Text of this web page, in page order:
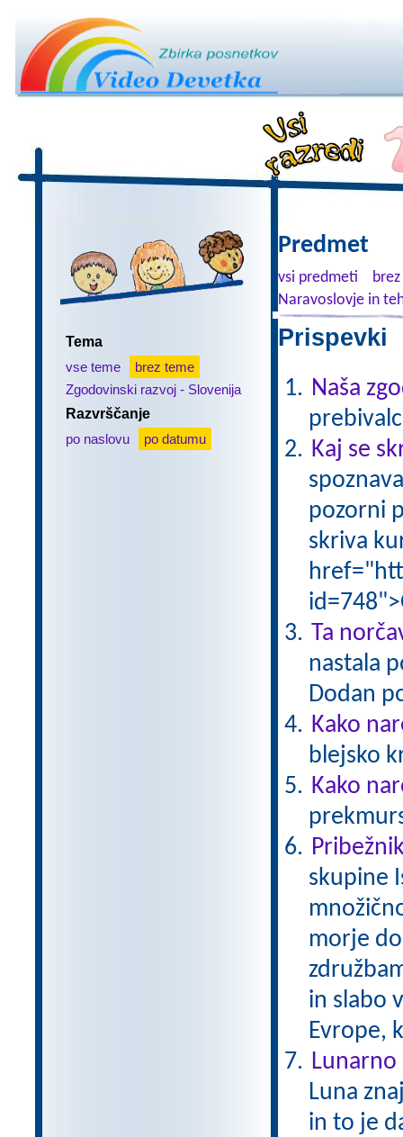
Tema
vse teme
brez teme
Zgodovinski razvoj - Slovenija
Razvrščanje
po naslovu
po datumu
Predmet
vsi predmeti
Naravoslovje in
Prispevki
Naša
Kaj se
pozorni
skriva
Ta
nastala
Dodan
Kako
blejsko
Kako
skupine
morje
in slabo
Evrope,
Luna
in to je